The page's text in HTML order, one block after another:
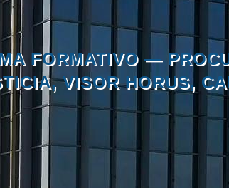
FORMATIVO —
VISOR HORUS,